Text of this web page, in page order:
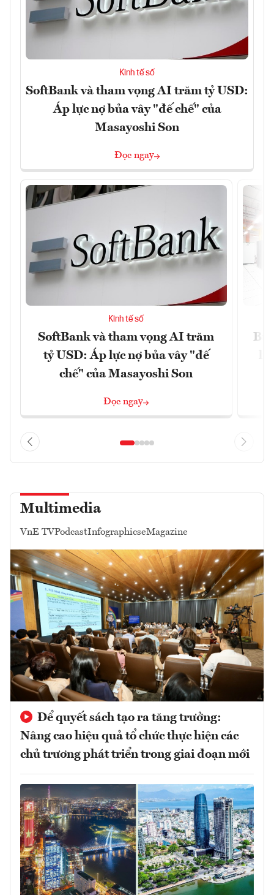
Kinh tế số
SoftBank và tham vọng AI trăm tỷ USD:
Áp lực nợ bủa vây "đế chế" của
Masayoshi Son
Đọc ngay
Kinh tế số
SoftBank và tham vọng AI trăm
tỷ USD: Áp lực nợ bủa vây "đế
chế" của Masayoshi Son
Đọc ngay
Multimedia
VnE TVPodcastInfographicseMagazine
Để quyết sách tạo ra tăng trưởng:
Nâng cao hiệu quả tổ chức thực hiện các
chủ trương phát triển trong giai đoạn mới